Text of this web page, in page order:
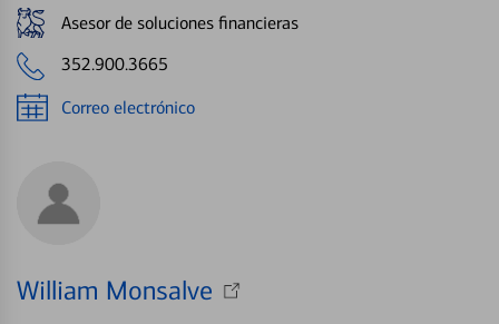
Asesor de soluciones financieras
352.900.3665
Correo electrónico
William Monsalve